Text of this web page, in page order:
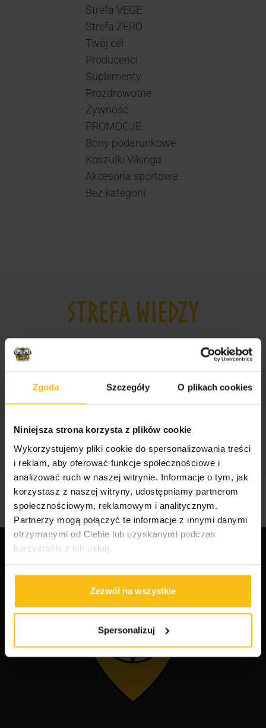
Zgoda Szczegóły O plikach cookies
Niniejsza strona korzysta z plików cookie
Wykorzystujemy pliki cookie do spersonalizowania treści
i reklam, aby oferować funkcje społecznościowe i
analizować ruch w naszej witrynie. Informacje o tym, jak
korzystasz z naszej witryny, udostępniamy partnerom
społecznościowym, reklamowym i analitycznym.
Partnerzy mogą połączyć te informacje z innymi danymi
otrzymanymi od Ciebie lub uzyskanymi podczas
korzystania z ich usług.
Zezwól na wszystkie
Spersonalizuj
Strefa VEGE
Strefa ZERO
Twój cel
Producenci
Suplementy
Prozdrowotne
Żywność
PROMOCJE
Bony podarunkowe
Koszulki Vikinga
Akcesoria sportowe
Bez kategorii
STREFA WIEDZY
Odżywki, witaminy i minerały dla sportowców i
Suplementy dla mężczyzn i kobiet
Jak wybrać odpowiednie odżywki dla
Najlepsze suplementy dla sportowców